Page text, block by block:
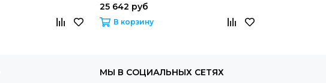
25 642 руб
В корзину
МЫ В СОЦИАЛЬНЫХ СЕТЯХ